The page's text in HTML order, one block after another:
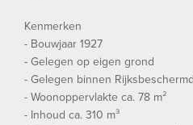
Kenmerken
- Bouwjaar 1927
- Gelegen op eigen grond
- Gelegen binnen
- Woonoppervlakte ca. 78 m²
- Inhoud ca. 310 m³